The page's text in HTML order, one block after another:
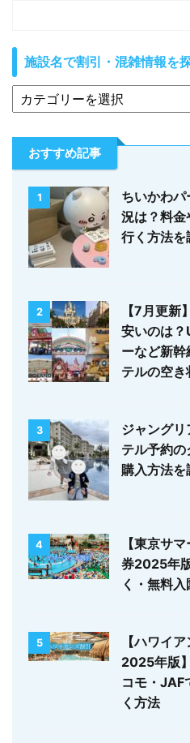
施設名で割引・混雑情報を
おすすめ記事
1
ちいかわ
況は？料金
行く方法を
2
【7月更
安いのは
ーなど新
テルの空き
3
ジャング
テル予約
購入方法を
4
【東京サ
券2025年
く・無料
5
【ハワイ
2025年版
コモ・JAF
く方法